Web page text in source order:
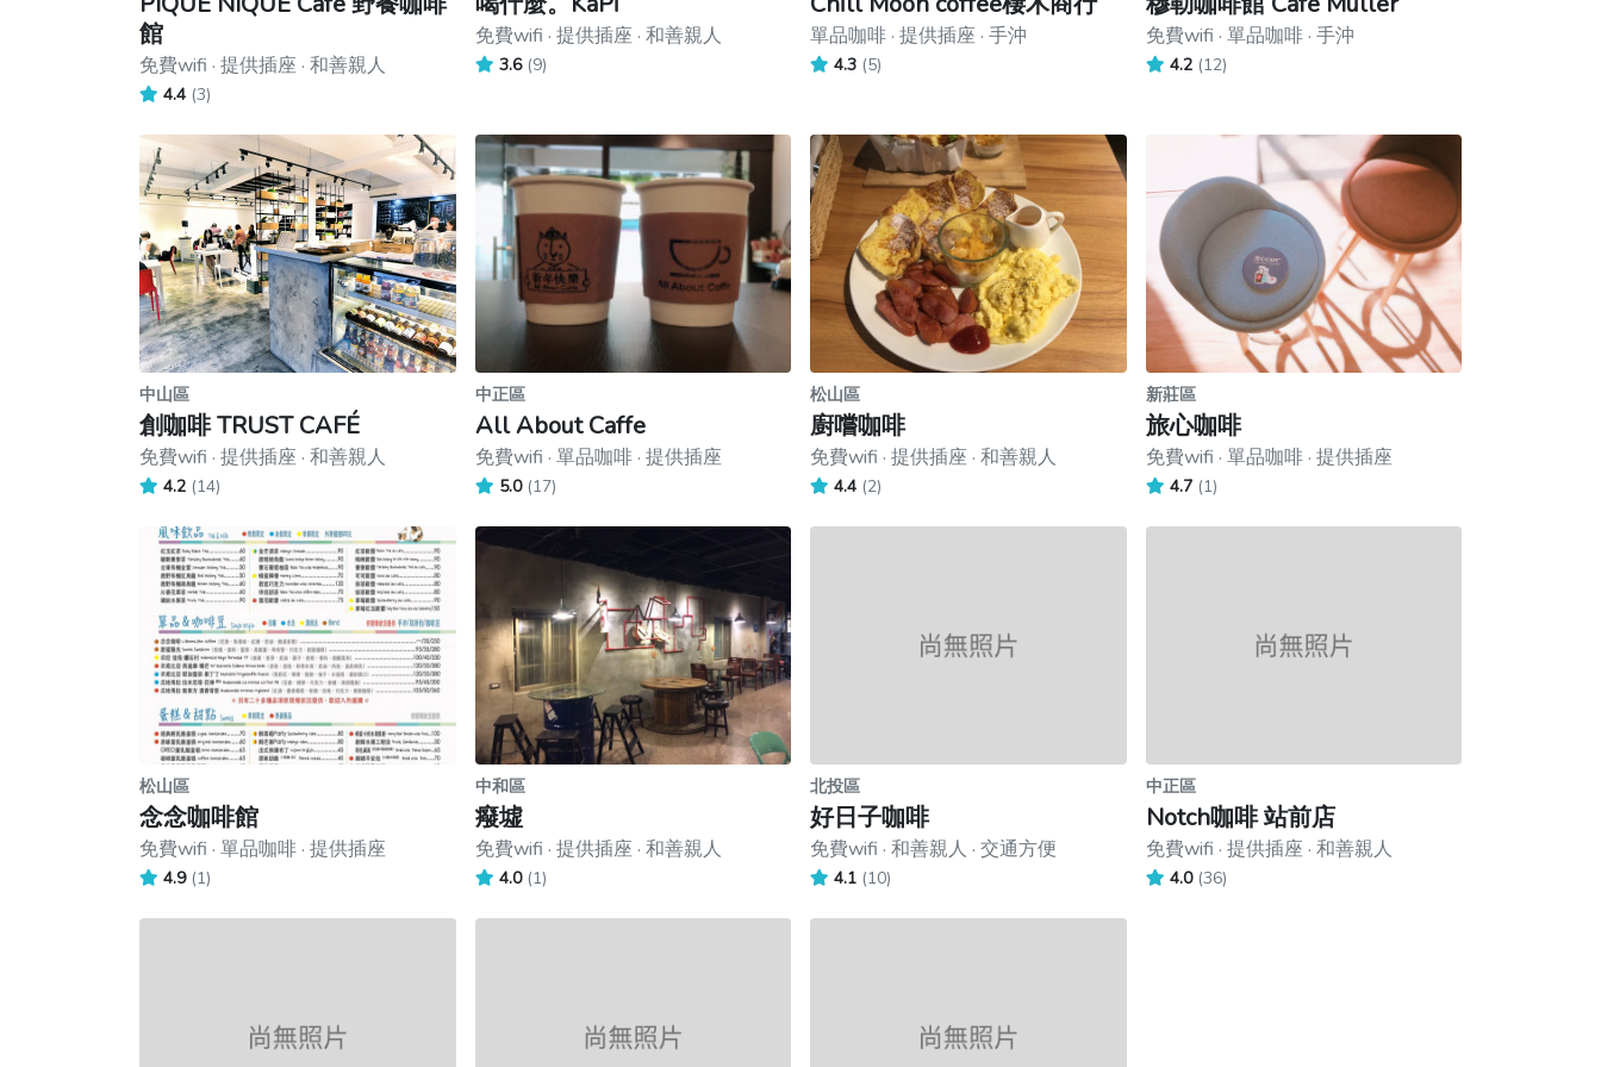
館
免費wifi · 提供插座 · 和善親人
4.4 (3)
免費wifi · 提供插座 · 和善親人
3.6 (9)
單品咖啡 · 提供插座 · 手沖
4.3 (5)
免費wifi · 單品咖啡 · 手沖
4.2 (12)
中山區
創咖啡 TRUST CAFÉ
免費wifi · 提供插座 · 和善親人
4.2 (14)
中正區
All About Caffe
免費wifi · 單品咖啡 · 提供插座
5.0 (17)
松山區
廚嚐咖啡
免費wifi · 提供插座 · 和善親人
4.4 (2)
新莊區
旅心咖啡
免費wifi · 單品咖啡 · 提供插座
4.7 (1)
松山區
念念咖啡館
免費wifi · 單品咖啡 · 提供插座
4.9 (1)
中和區
癈墟
免費wifi · 提供插座 · 和善親人
4.0 (1)
北投區
好日子咖啡
免費wifi · 和善親人 · 交通方便
4.1 (10)
中正區
Notch咖啡 站前店
免費wifi · 提供插座 · 和善親人
4.0 (36)